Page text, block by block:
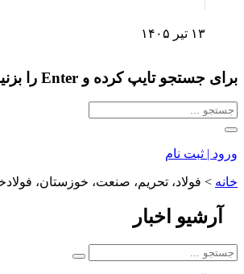
۱۳ تیر ۱۴۰۵
برای جستجو تایپ کرده و Enter را بزنید
ورود | ثبت نام
خانه > فولاد، تحریم، صنعت، خوزستان،
آرشیو اخبار